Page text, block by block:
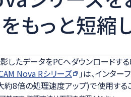
イスピードカメラ レンタルサ
もっと短縮
したデータをPCへダウンロードす
Nova Rシリーズ 」は、インター
8倍の処理速度アップ)で使用する